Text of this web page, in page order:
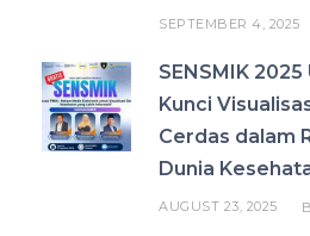
SEPTEMBER 4, 2025
SENSMIK
Kunci
Cerdas dalam
Dunia
AUGUST 23, 2025